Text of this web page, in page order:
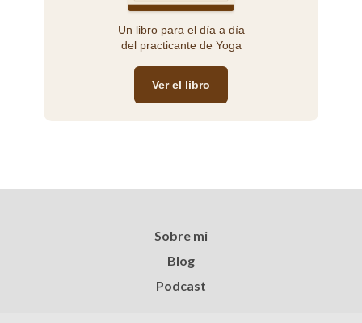
Un libro para el día a día
del practicante de Yoga
Ver el libro
Sobre mi
Blog
Podcast